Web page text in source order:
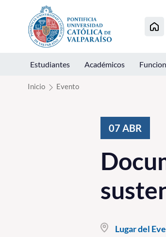
Click acá para ir directamente al contenido
Estudiantes Académicos
Inicio Evento
07 ABR
Lugar del